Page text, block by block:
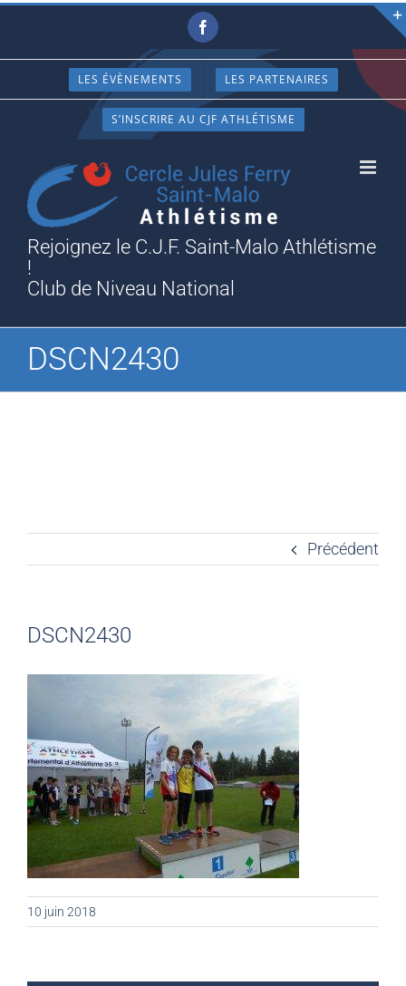
Passer
contenu
Facebook
LES ÉVÈNEMENTS LES PARTENAIRES
S’INSCRIRE AU CJF ATHLÉTISME
Rejoignez le C.J.F. Saint-Malo Athlétisme
!
Club de Niveau National
DSCN2430
Précédent
DSCN2430
10 juin 2018